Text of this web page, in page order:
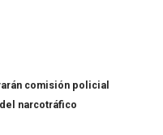
comisión policial
narcotráfico